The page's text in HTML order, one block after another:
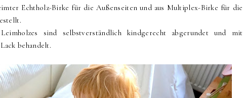
Echtholz-Birke für die Außenseiten und aus Multiplex-Birke für die
sind selbstverständlich kindgerecht abgerundet und mit
behandelt.